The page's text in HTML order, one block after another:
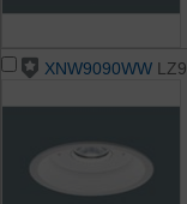
XNW9090WW LZ9